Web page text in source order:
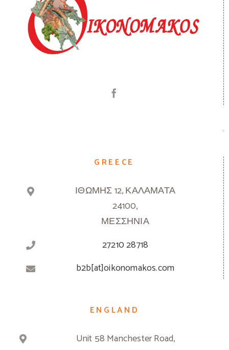
GREECE
ΙΘΩΜΗΣ 12, ΚΑΛΑΜΑΤΑ
24100,
ΜΕΣΣΗΝΙΑ
27210 28718
b2b[at]oikonomakos.com
ENGLAND
Unit 58 Manchester Road,